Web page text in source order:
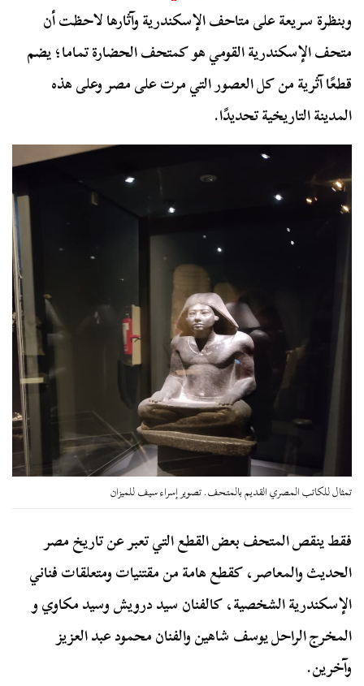
وبنظرة سريعة على متاحف الإسكندرية وآثارها لاحظت أن
متحف الإسكندرية القومي هو كمتحف الحضارة تماما؛ يضم
قطعًا آثرية من كل العصور التي مرت على مصر وعلى هذه
المدينة التاريخية تحديدًا.
تمثال للكاتب المصري القديم بالمتحف. تصوير إسراء سيف للميزان
فقط ينقص المتحف بعض القطع التي تعبر عن تاريخ مصر
الحديث والمعاصر، كقطع هامة من مقتنيات ومتعلقات فناني
الإسكندرية الشخصية، كالفنان سيد درويش وسيد مكاوي و
المخرج الراحل يوسف شاهين والفنان محمود عبد العزيز
وآخرين.